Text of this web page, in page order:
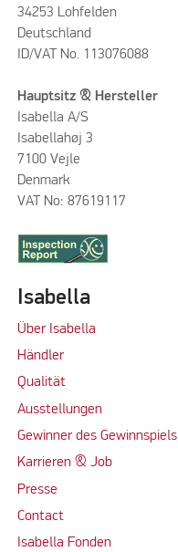
34253 Lohfelden
Deutschland
ID/VAT No. 113076088
Hauptsitz & Hersteller
Isabella A/S
Isabellahøj 3
7100 Vejle
Denmark
VAT No: 87619117
Isabella
Über Isabella
Händler
Qualität
Ausstellungen
Gewinner des Gewinnspiels
Karrieren & Job
Presse
Contact
Isabella Fonden